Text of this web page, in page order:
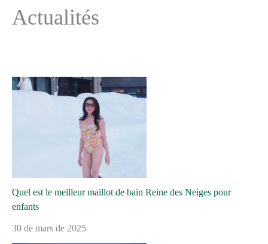
Actualités
Quel est le meilleur maillot de bain Reine des Neiges pour
enfants
30 de mars de 2025